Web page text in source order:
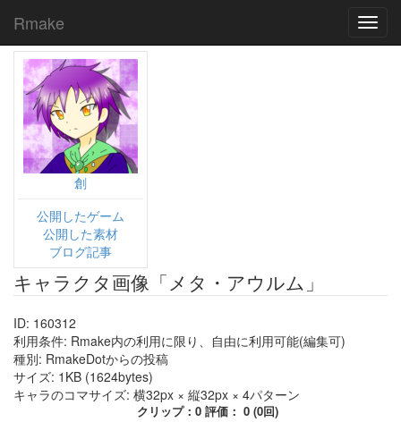
Rmake
創
公開したゲーム
公開した素材
ブログ記事
キャラクタ画像「メタ・アウルム」
ID: 160312
利用条件: Rmake内の利用に限り、自由に利用可能(編集可)
種別: RmakeDotからの投稿
サイズ: 1KB (1624bytes)
キャラのコマサイズ: 横32px × 縦32px × 4パターン
クリップ：0 評価： 0 (0回)